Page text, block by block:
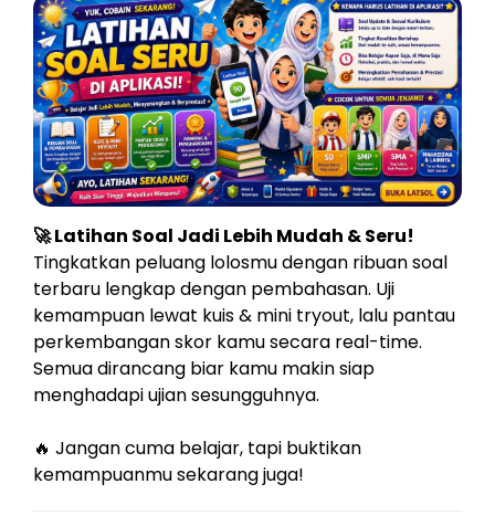
🚀 Latihan Soal Jadi Lebih Mudah & Seru!
Tingkatkan peluang lolosmu dengan ribuan soal
terbaru lengkap dengan pembahasan. Uji
kemampuan lewat kuis & mini tryout, lalu pantau
perkembangan skor kamu secara real-time.
Semua dirancang biar kamu makin siap
menghadapi ujian sesungguhnya.
🔥 Jangan cuma belajar, tapi buktikan
kemampuanmu sekarang juga!